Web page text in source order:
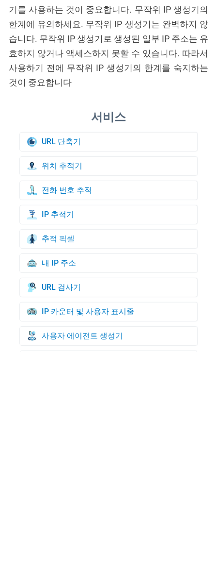
기를 사용하는 것이 중요합니다. 무작위 IP 생성기의
한계에 유의하세요. 무작위 IP 생성기는 완벽하지 않
습니다. 무작위 IP 생성기로 생성된 일부 IP 주소는 유
효하지 않거나 액세스하지 못할 수 있습니다. 따라서
사용하기 전에 무작위 IP 생성기의 한계를 숙지하는
것이 중요합니다
URL 단축기
위치 추적기
전화 번호 추적
IP 추적기
추적 픽셀
내 IP 주소
URL 검사기
IP 카운터 및 사용자 표시줄
사용자 에이전트 생성기